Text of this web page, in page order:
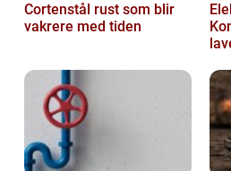
Cortenstål rust som blir
vakrere med tiden